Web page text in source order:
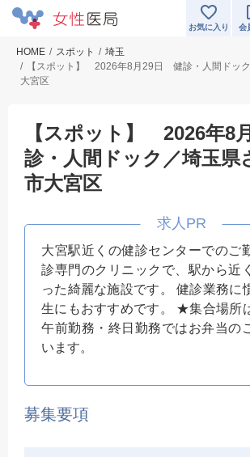
お気に入り 会
HOME スポット
埼玉
【スポット】 2026年8月29日 健診・人間ドッ
大宮区
【スポット】 2026年8
診・人間ドック／埼玉県
市大宮区
大宮駅近くの健診センターでのご
診専門のクリニックで、駅から近
った綺麗な施設です。 健診業務に
生にもおすすめです。 ★集合場所
午前勤務・終日勤務ではお弁当の
います。
募集要項